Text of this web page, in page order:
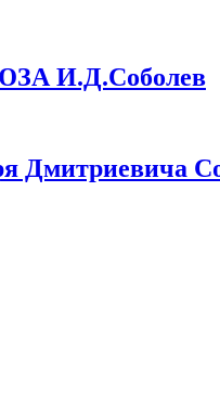
И.Д.Соболев